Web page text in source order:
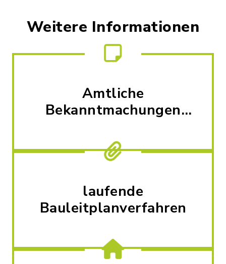
Weitere Informationen
Amtliche
Bekanntmachungen
laufende
Bauleitplanverfahren